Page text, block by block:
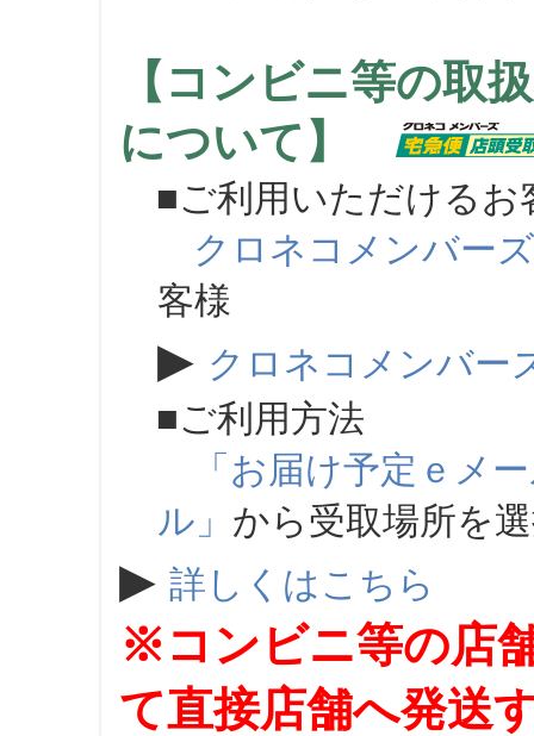
【コンビニ等の取
について】
■ご利用いただけるお
クロネコメンバーズ
客様
▶ クロネコメンバー
■ご利用方法
「お届け予定ｅメ
ル」 から受取場所を
▶ 詳しくはこちら
※コンビニ等の店
て直接店舗へ発送